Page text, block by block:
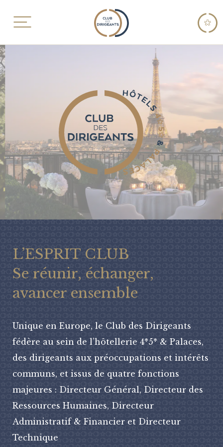
L’ESPRIT CLUB
Se réunir, échanger,
avancer ensemble
Unique en Europe, le Club des Dirigeants
fédère au sein de l’hôtellerie 4*5* & Palaces,
des dirigeants aux préoccupations et intérêts
communs, et issus de quatre fonctions
majeures : Directeur Général, Directeur des
Ressources Humaines, Directeur
Administratif & Financier et Directeur
Technique